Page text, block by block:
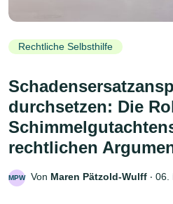
Rechtliche Selbsthilfe
durchsetzen: Die
rechtlichen
MPW Von Maren Pätzold-Wulff ‧ 06.